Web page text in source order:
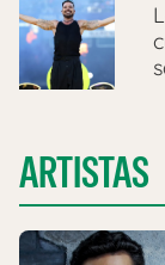
ARTISTAS